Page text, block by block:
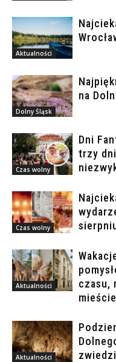
Aktualności
Dolny Śląsk
na
Czas wolny
Dni
trzy
Czas wolny
Aktualności
czasu,
mieście
Aktualności